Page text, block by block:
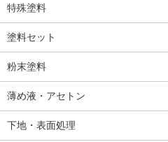
特殊塗料
塗料セット
粉末塗料
薄め液・アセトン
下地・表面処理